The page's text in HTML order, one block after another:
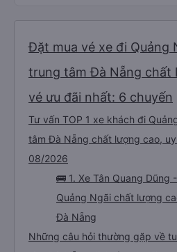
Đặt mua vé xe đi Quảng
trung tâm Đà Nẵng chất
vé ưu đãi nhất: 6 chuyến
Tư vấn TOP 1 xe khách đi
tâm Đà Nẵng chất lượng cao,
08/2026
🚌 1. Xe Tân Quang Dũng
Quảng Ngãi chất lượng
Đà Nẵng
Những câu hỏi thường gặp về